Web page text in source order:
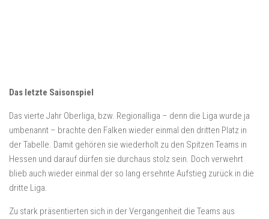
Das letzte Saisonspiel
Das vierte Jahr Oberliga, bzw. Regionalliga – denn die Liga wurde ja
umbenannt – brachte den Falken wieder einmal den dritten Platz in
der Tabelle. Damit gehören sie wiederholt zu den Spitzen Teams in
Hessen und darauf dürfen sie durchaus stolz sein. Doch verwehrt
blieb auch wieder einmal der so lang ersehnte Aufstieg zurück in die
dritte Liga.
Zu stark präsentierten sich in der Vergangenheit die Teams aus